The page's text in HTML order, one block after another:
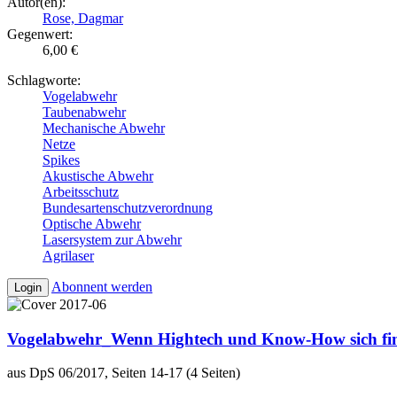
Rose, Dagmar
Gegenwert:
6,00 €
Schlagworte:
Vogelabwehr
Taubenabwehr
Mechanische Abwehr
Netze
Spikes
Akustische Abwehr
Arbeitsschutz
Bundesartenschutzverordnung
Optische Abwehr
Lasersystem zur Abwehr
Agrilaser
Login Abonnent werden
Vogelabwehr_Wenn Hightech und Know-How sich
aus DpS 06/2017, Seiten 14-17 (4 Seiten)